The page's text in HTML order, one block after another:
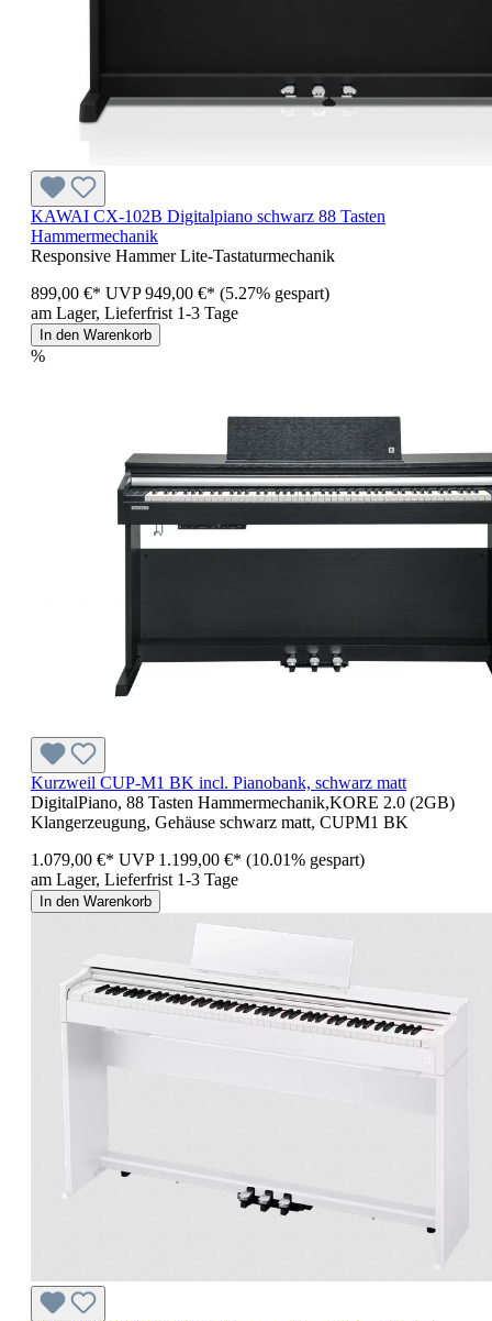
KAWAI CX-102B Digitalpiano schwarz 88 Tasten
Hammermechanik
Responsive Hammer Lite-Tastaturmechanik
899,00 €* UVP949,00 €* (5.27% gespart)
am Lager, Lieferfrist 1-3 Tage
In den Warenkorb
%
Kurzweil CUP-M1 BK incl. Pianobank, schwarz matt
DigitalPiano, 88 Tasten Hammermechanik,KORE 2.0 (2GB)
Klangerzeugung, Gehäuse schwarz matt, CUPM1 BK
1.079,00 €* UVP 1.199,00 €* (10.01% gespart)
am Lager, Lieferfrist 1-3 Tage
In den Warenkorb